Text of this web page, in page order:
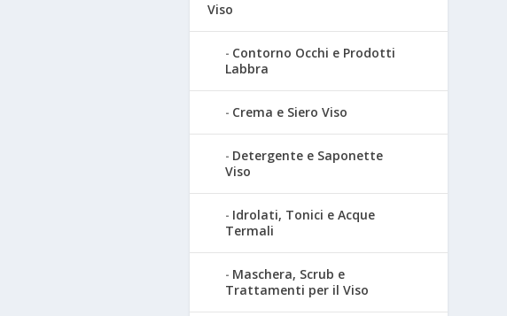
Viso
Contorno Occhi e Prodotti
Labbra
Crema e Siero Viso
Detergente e Saponette
Viso
Idrolati, Tonici e Acque
Termali
Maschera, Scrub e
Trattamenti per il Viso